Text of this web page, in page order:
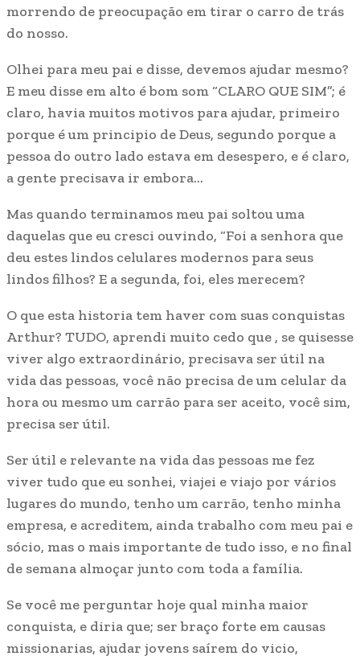
morrendo de preocupação em tirar o carro de trás
do nosso.
Olhei para meu pai e disse, devemos ajudar mesmo?
E meu disse em alto é bom som “CLARO QUE SIM”; é
claro, havia muitos motivos para ajudar, primeiro
porque é um principio de Deus, segundo porque a
pessoa do outro lado estava em desespero, e é claro,
a gente precisava ir embora…
Mas quando terminamos meu pai soltou uma
daquelas que eu cresci ouvindo, “Foi a senhora que
deu estes lindos celulares modernos para seus
lindos filhos? E a segunda, foi, eles merecem?
O que esta historia tem haver com suas conquistas
Arthur? TUDO, aprendi muito cedo que , se quisesse
viver algo extraordinário, precisava ser útil na
vida das pessoas, você não precisa de um celular da
hora ou mesmo um carrão para ser aceito, você sim,
precisa ser útil.
Ser útil e relevante na vida das pessoas me fez
viver tudo que eu sonhei, viajei e viajo por vários
lugares do mundo, tenho um carrão, tenho minha
empresa, e acreditem, ainda trabalho com meu pai e
sócio, mas o mais importante de tudo isso, e no final
de semana almoçar junto com toda a família.
Se você me perguntar hoje qual minha maior
conquista, e diria que; ser braço forte em causas
missionarias, ajudar jovens saírem do vicio,